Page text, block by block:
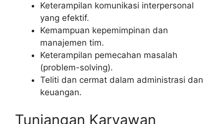
Keterampilan komunikasi interpersonal
yang efektif.
Kemampuan kepemimpinan dan
manajemen tim.
Keterampilan pemecahan masalah
(problem-solving).
Teliti dan cermat dalam administrasi dan
keuangan.
Tunjangan Karyawan